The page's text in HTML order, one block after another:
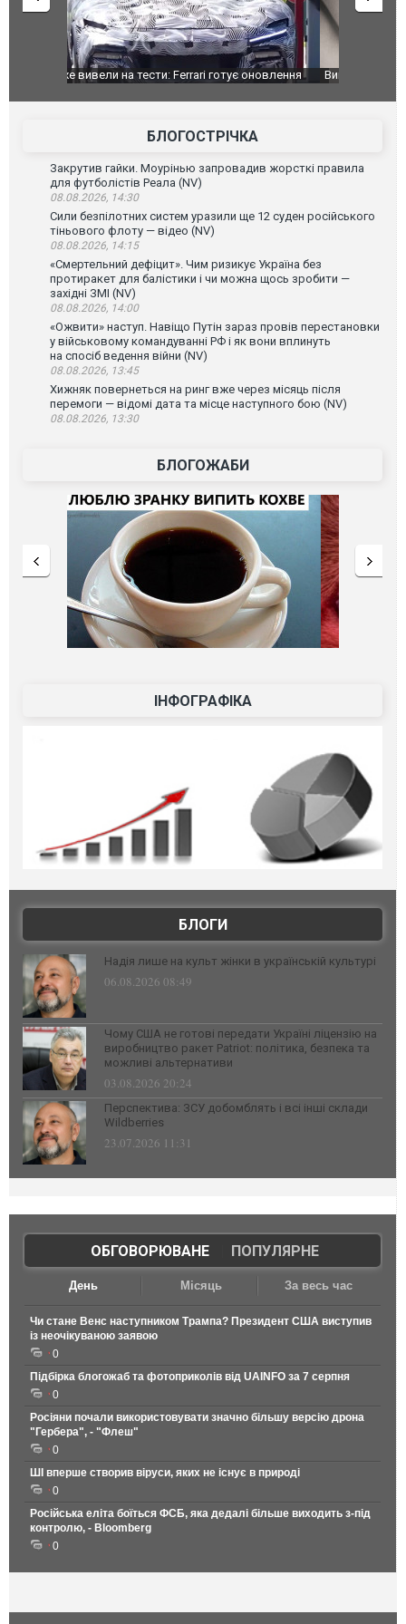
Вийшов трейлер нової екранізації легендарного
БЛОГОСТРІЧКА
Закрутив гайки. Моурінью запровадив жорсткі правила
для футболістів Реала (NV)
08.08.2026, 14:30
Сили безпілотних систем уразили ще 12 суден російського
тіньового флоту — відео (NV)
08.08.2026, 14:15
«Смертельний дефіцит». Чим ризикує Україна без
протиракет для балістики і чи можна щось зробити —
західні ЗМІ (NV)
08.08.2026, 14:00
«Ожвити» наступ. Навіщо Путін зараз провів перестановки
у військовому командуванні РФ і як вони вплинуть
на спосіб ведення війни (NV)
08.08.2026, 13:45
Хижняк повернеться на ринг вже через місяць після
перемоги — відомі дата та місце наступного бою (NV)
08.08.2026, 13:30
БЛОГОЖАБИ
ІНФОГРАФІКА
БЛОГИ
Надія лише на культ жінки в українській культурі
06.08.2026 08:49
Чому США не готові передати Україні ліцензію на
виробництво ракет Patriot: політика, безпека та
можливі альтернативи
03.08.2026 20:24
Перспектива: ЗСУ добомблять і всі інші склади
Wildberries
23.07.2026 11:31
ОБГОВОРЮВАНЕ| ПОПУЛЯРНЕ
День Місяць За весь час
Чи стане Венс наступником Трампа? Президент США виступив
із неочікуваною заявою
0
Підбірка блогожаб та фотоприколів від UAINFO за 7 серпня
0
Росіяни почали використовувати значно більшу версію дрона
"Гербера", - "Флеш"
0
ШІ вперше створив віруси, яких не існує в природі
0
Російська еліта боїться ФСБ, яка дедалі більше виходить з-під
контролю, - Bloomberg
0